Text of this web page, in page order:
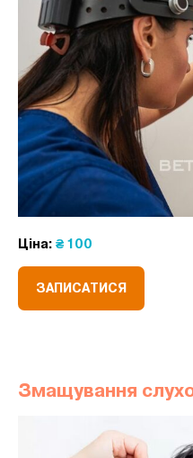
Ціна: ₴ 100
ЗАПИСАТИСЯ
Змащування